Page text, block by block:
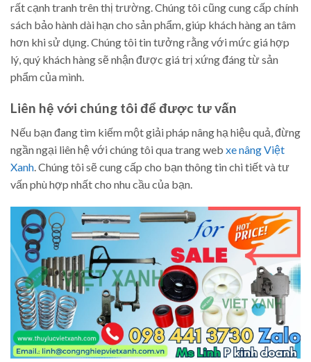
rất cạnh tranh trên thị trường. Chúng tôi cũng cung cấp chính
sách bảo hành dài hạn cho sản phẩm, giúp khách hàng an tâm
hơn khi sử dụng. Chúng tôi tin tưởng rằng với mức giá hợp
lý, quý khách hàng sẽ nhận được giá trị xứng đáng từ sản
phẩm của mình.
Liên hệ với chúng tôi để được tư vấn
Nếu bạn đang tìm kiếm một giải pháp nâng hạ hiệu quả, đừng
ngần ngại liên hệ với chúng tôi qua trang web xe nâng Việt
Xanh . Chúng tôi sẽ cung cấp cho bạn thông tin chi tiết và tư
vấn phù hợp nhất cho nhu cầu của bạn.